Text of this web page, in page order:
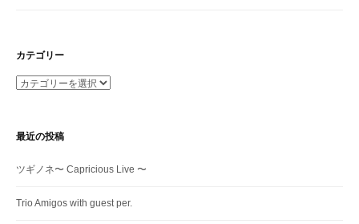
カテゴリー
カ
ー
最近の投稿
ツギノネ〜 Capricious Live 〜
Trio Amigos with guest per.